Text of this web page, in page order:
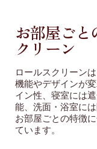
お部屋ごと
クリーン
ロールスクリーン
機能やデザインが
イン性、寝室には
能、洗面・浴室に
お部屋ごとの特徴
ています。